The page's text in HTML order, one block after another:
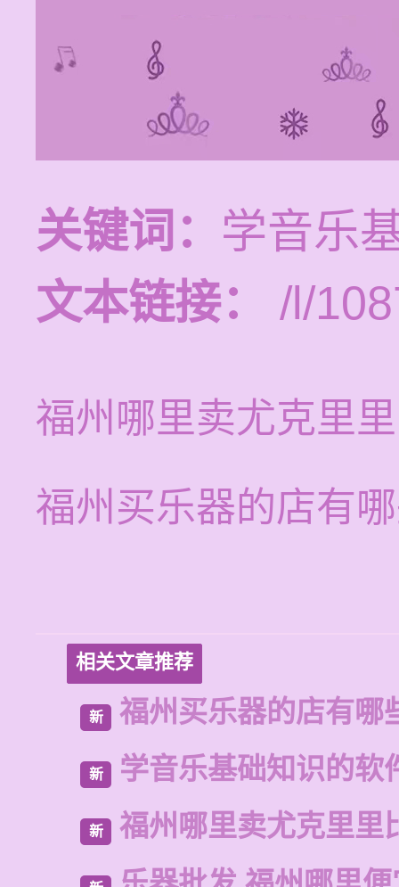
关键词： 学音乐
文本链接：
/l/
福州哪里卖尤克里
福州买乐器的店有
相关文章推荐
新 福州买乐器的店有哪
新 学音乐基础知识的软
新 福州哪里卖尤克里里